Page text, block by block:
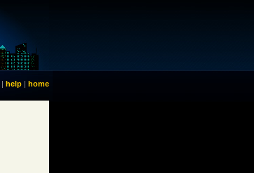
| help | home